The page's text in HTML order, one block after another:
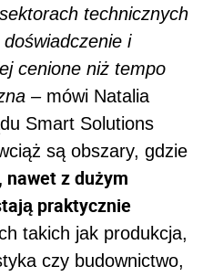
technicznych
i
cenione niż tempo
–mówi Natalia
Smart Solutions
są obszary, gdzie
nawet z dużym
praktycznie
takich jak produkcja,
czy budownictwo,